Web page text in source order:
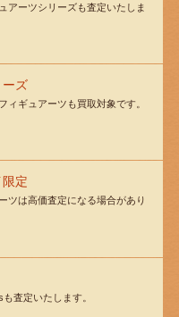
アーツシリーズも査定いたしま
ーズ
ィギュアーツも買取対象です。
定
ツは高価査定になる場合があり
査定いたします。